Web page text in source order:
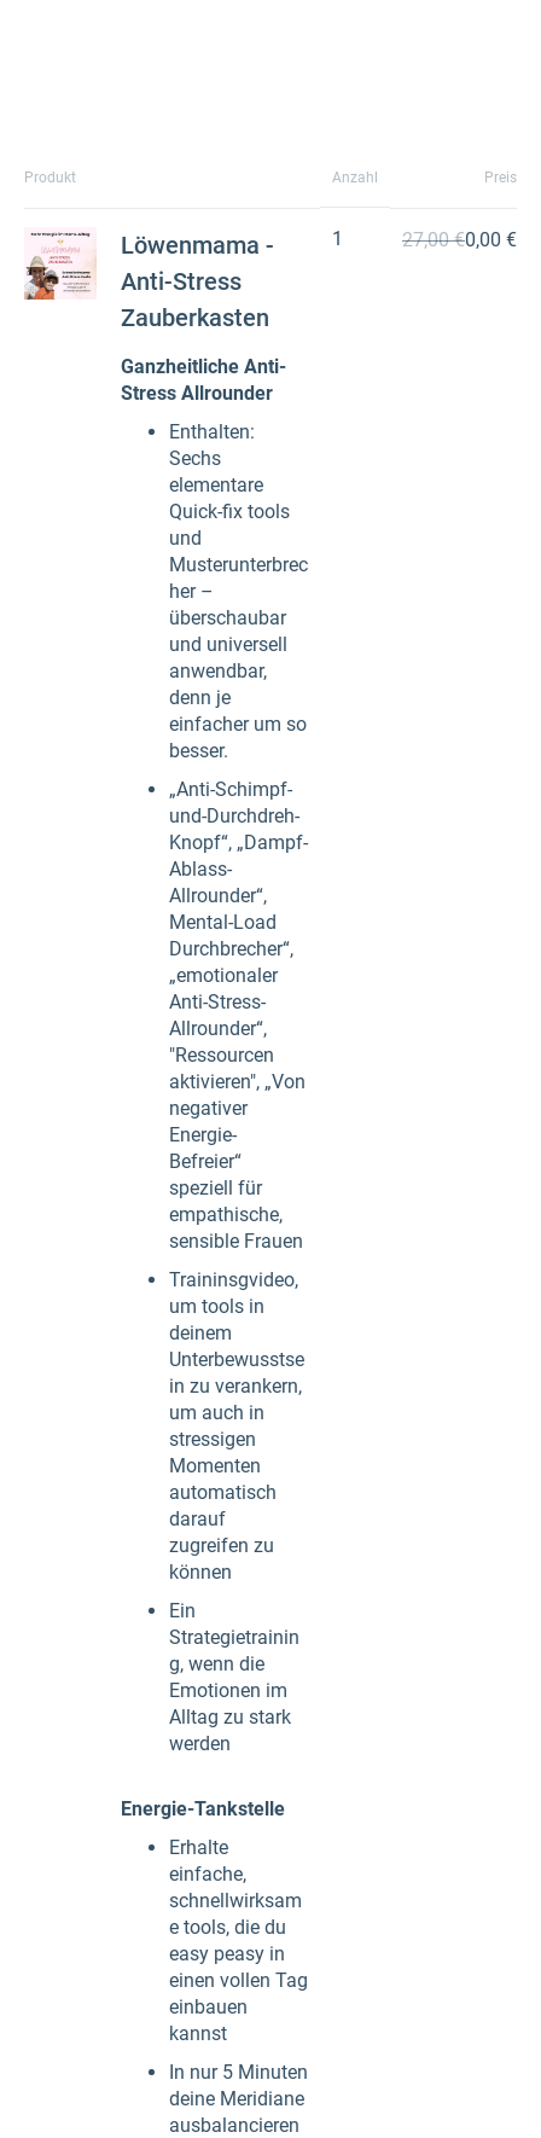
Produkt Anzahl Preis
Löwenmama -
Anti-Stress
Zauberkasten
Ganzheitliche Anti-
Stress Allrounder
Enthalten:
Sechs
elementare
Quick-fix tools
und
Musterunterbrec
her –
überschaubar
und universell
anwendbar,
denn je
einfacher um so
besser.
„Anti-Schimpf-
und-Durchdreh-
Knopf“, „Dampf-
Ablass-
Allrounder“,
Mental-Load
Durchbrecher“,
„emotionaler
Anti-Stress-
Allrounder“,
"Ressourcen
aktivieren", „Von
negativer
Energie-
Befreier“
speziell für
empathische,
sensible Frauen
Traininsgvideo,
um tools in
deinem
Unterbewusstse
in zu verankern,
um auch in
stressigen
Momenten
automatisch
darauf
zugreifen zu
können
Ein
Strategietrainin
g, wenn die
Emotionen im
Alltag zu stark
werden
Energie-Tankstelle
Erhalte
einfache,
schnellwirksam
e tools, die du
easy peasy in
einen vollen Tag
einbauen
kannst
In nur 5 Minuten
deine Meridiane
ausbalancieren
1 27,00 €0,00 €